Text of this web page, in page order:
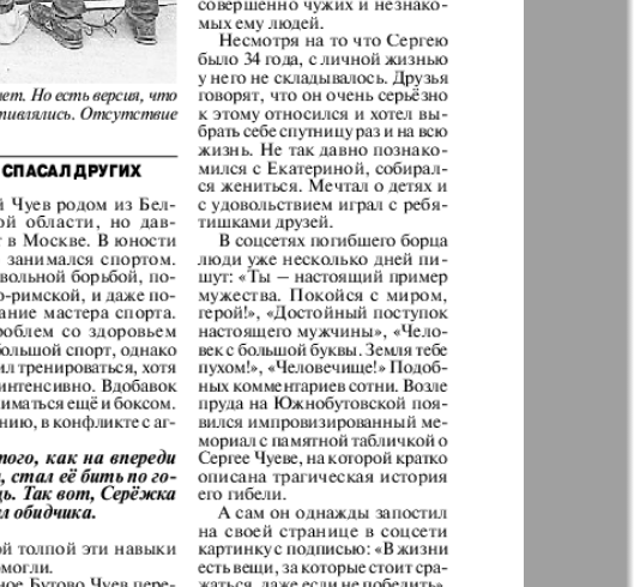
Акцент Англия
Артек Аугсбург-сити
Бизнес парк Будь здоров
Вестник-info Вечерняя газета
Vizainfo.cz Wadim
Diplomat Дом и семья